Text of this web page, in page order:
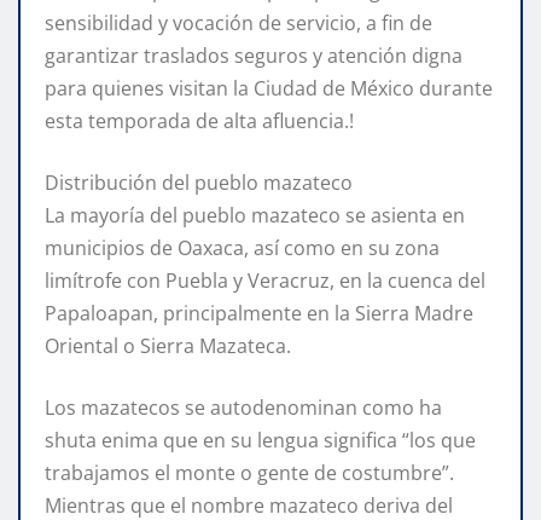
sensibilidad y vocación de servicio, a fin de
garantizar traslados seguros y atención digna
para quienes visitan la Ciudad de México durante
esta temporada de alta afluencia.!
Distribución del pueblo mazateco
La mayoría del pueblo mazateco se asienta en
municipios de Oaxaca, así como en su zona
limítrofe con Puebla y Veracruz, en la cuenca del
Papaloapan, principalmente en la Sierra Madre
Oriental o Sierra Mazateca.
Los mazatecos se autodenominan como ha
shuta enima que en su lengua significa “los que
trabajamos el monte o gente de costumbre”.
Mientras que el nombre mazateco deriva del